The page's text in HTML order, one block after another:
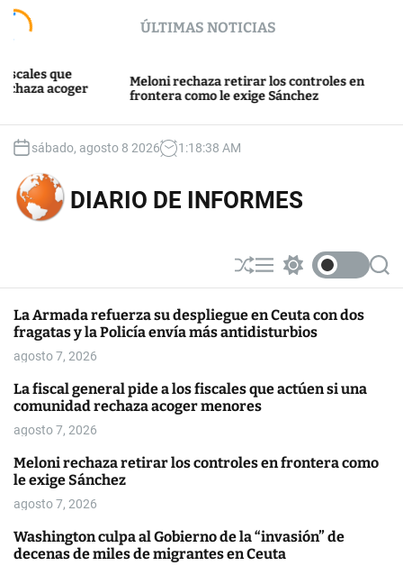
c
ÚLTIMAS NOTICIAS
que
Meloni rechaza retirar los controles en
frontera como le exige Sánchez
sábado, agosto 8 2026 1 :18:38 AM
DIARIO DE INFORMES
S
h
ff
l
M
e
u
w
t
c
l
d
S
e
La Armada refuerza su despliegue en Ceuta con dos
fragatas y la Policía envía más antidisturbios
agosto 7, 2026
La fiscal general pide a los fiscales que actúen si una
comunidad rechaza acoger menores
agosto 7, 2026
Meloni rechaza retirar los controles en frontera como
le exige Sánchez
agosto 7, 2026
Washington culpa al Gobierno de la “invasión” de
decenas de miles de migrantes en Ceuta